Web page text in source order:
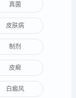
真菌
皮肤病
制剂
皮癣
白癜风